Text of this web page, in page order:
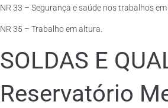
NR 33 – Segurança e saúde nos trabalhos
NR 35 – Trabalho em altura.
SOLDAS E
Reservatório